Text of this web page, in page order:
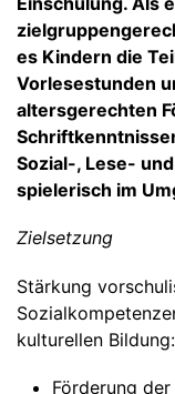
es Kindern die
Vorlesestunden
altersgerechten
Sozial-, Lese-
spielerisch im
Zielsetzung
Stärkung
kulturellen Bildung:
Förderung